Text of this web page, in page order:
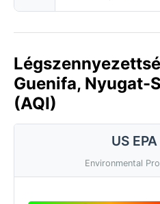
Guenifa,
(AQI)
US
Environmental